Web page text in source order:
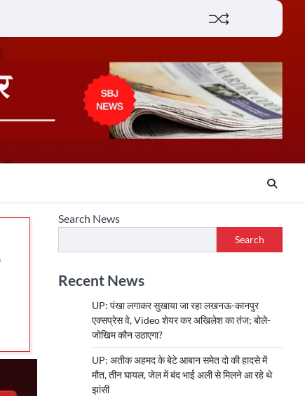
Search News
Search
Recent News
UP: पंखा लगाकर सुखाया जा रहा लखनऊ-कानपुर
एक्सप्रेस वे, Video शेयर कर अखिलेश का तंज; बोले-
जोखिम कौन उठाएगा?
UP: अतीक अहमद के बेटे आबान समेत दो की हादसे में
मौत, तीन घायल, जेल में बंद भाई अली से मिलने आ रहे थे
झांसी